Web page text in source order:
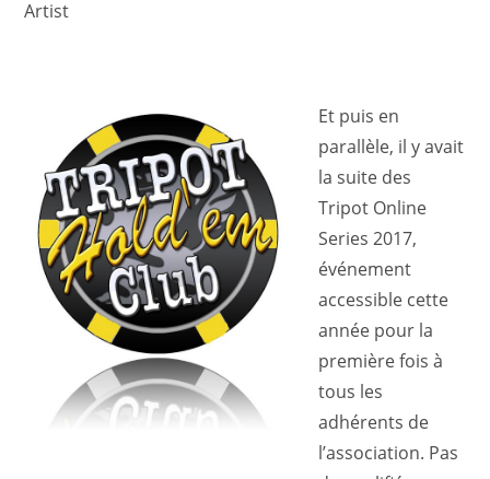
Artist
Et puis en
parallèle, il y avait
la suite des
Tripot Online
Series 2017,
événement
accessible cette
année pour la
première fois à
tous les
adhérents de
l’association. Pas